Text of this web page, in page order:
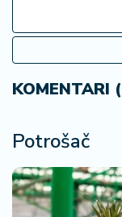
KOMENTARI
Potrošač